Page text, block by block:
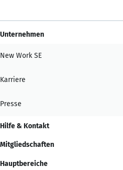
Unternehmen
New Work SE
Karriere
Presse
Hilfe & Kontakt
Mitgliedschaften
Hauptbereiche